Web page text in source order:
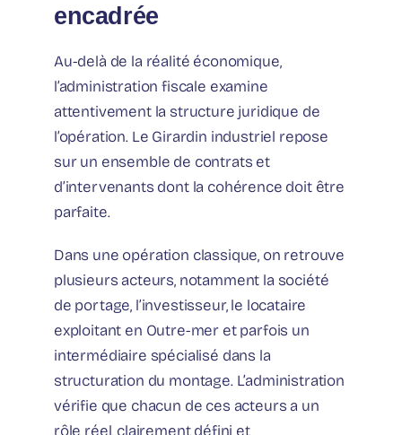
encadrée
Au-delà de la réalité économique,
l’administration fiscale examine
attentivement la structure juridique de
l’opération. Le Girardin industriel repose
sur un ensemble de contrats et
d’intervenants dont la cohérence doit être
parfaite.
Dans une opération classique, on retrouve
plusieurs acteurs, notamment la société
de portage, l’investisseur, le locataire
exploitant en Outre-mer et parfois un
intermédiaire spécialisé dans la
structuration du montage. L’administration
vérifie que chacun de ces acteurs a un
rôle réel, clairement défini et